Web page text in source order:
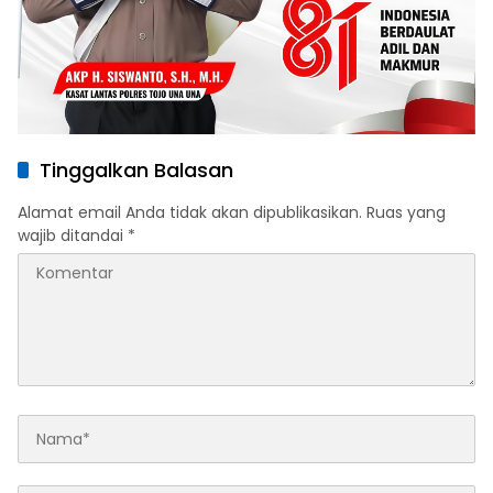
Tinggalkan Balasan
Alamat email Anda tidak akan dipublikasikan. Ruas yang
wajib ditandai *